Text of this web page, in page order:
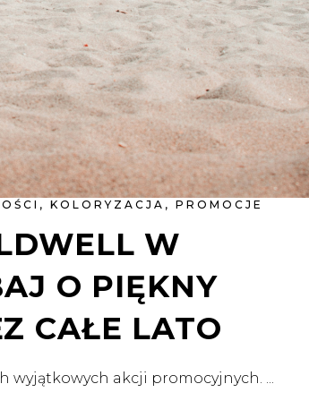
, KOLORYZACJA , PROMOCJE
W
O PIĘKNY
CAŁE LATO
wyjątkowych akcji promocyjnych.